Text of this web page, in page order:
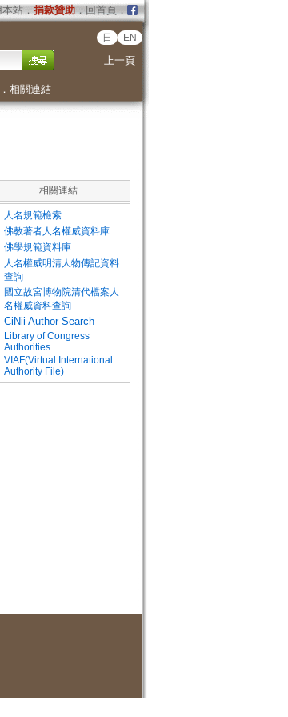
本站． 捐款贊助．回首頁．
日 EN
上一頁
相關連結
相關連結
人名規範檢索
佛教著者人名權威資料庫
佛學規範資料庫
人名權威明清人物傳記資料
查詢
國立故宮博物院清代檔案人
名權威資料查詢
CiNii Author Search
Library of Congress
Authorities
VIAF(Virtual International
Authority File)